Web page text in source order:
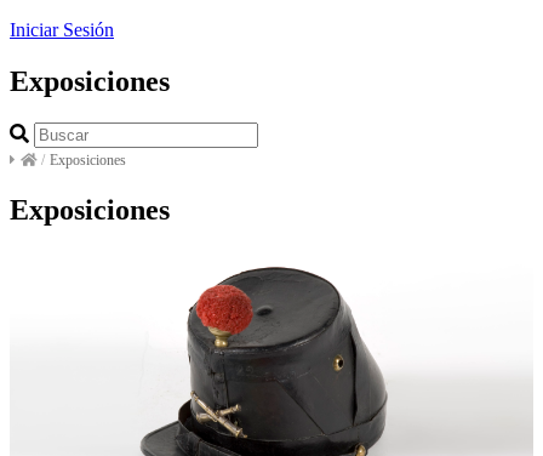
Iniciar Sesión
Exposiciones
/ Exposiciones
Exposiciones